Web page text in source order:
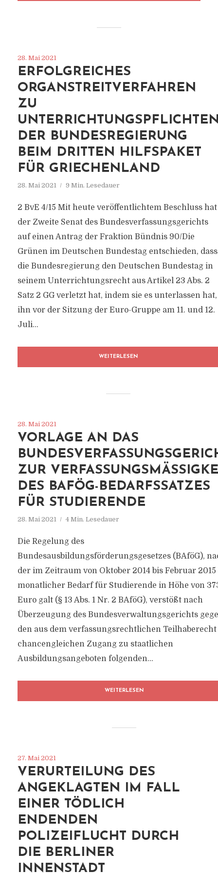
28. Mai 2021
ERFOLGREICHES
ORGANSTREITVERFAHREN
ZU
DER BUNDESREGIERUNG
BEIM DRITTEN HILFSPAKET
FÜR GRIECHENLAND
28. Mai 2021 9 Min. Lesedauer
2 BvE 4/15 Mit heute veröffentlichtem Beschluss hat
der Zweite Senat des Bundesverfassungsgerichts
auf einen Antrag der Fraktion Bündnis 90/Die
Grünen im Deutschen Bundestag entschieden, dass
die Bundesregierung den Deutschen Bundestag in
seinem Unterrichtungsrecht aus Artikel 23 Abs. 2
Satz 2 GG verletzt hat, indem sie es unterlassen hat,
ihn vor der Sitzung der Euro-Gruppe am 11. und 12.
Juli...
WEITERLESEN
28. Mai 2021
VORLAGE AN DAS
ZUR
ES BAFÖG-BEDARFSSATZES F
ÜR STUDIERENDE
28. Mai 2021 4 Min. Lesedauer
Die Regelung des
Bundesausbildungsförderungsgesetzes (BAföG),
der im Zeitraum von Oktober 2014 bis Februar 2015
monatlicher Bedarf für Studierende in Höhe von
Euro galt (§ 13 Abs. 1 Nr. 2 BAföG), verstößt nach
Überzeugung des Bundesverwaltungsgerichts
den aus dem verfassungsrechtlichen
chancengleichen Zugang zu staatlichen
Ausbildungsangeboten folgenden...
WEITERLESEN
27. Mai 2021
VERURTEILUNG DES
ANGEKLAGTEN IM FALL
EINER TÖDLICH
ENDENDEN
POLIZEIFLUCHT DURCH
DIE BERLINER
INNENSTADT